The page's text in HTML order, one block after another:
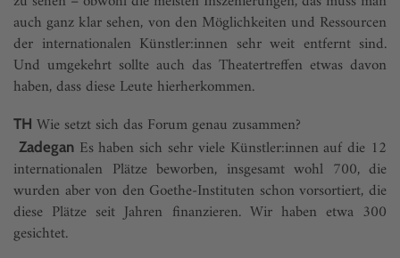
auch ganz klar sehen, von den Möglichkeiten und Ressourcen
der internationalen Künstler:innen sehr weit entfernt sind.
Und umgekehrt sollte auch das Theatertreffen etwas davon
haben, dass diese Leute hierherkommen.
TH Wie setzt sich das Forum genau zusammen?
ZadeganEs haben sich sehr viele Künstler:innen auf die 12
internationalen Plätze beworben, insgesamt wohl 700, die
wurden aber von den Goethe-Instituten schon vorsortiert, die
diese Plätze seit Jahren finanzieren. Wir haben etwa 300
gesichtet.